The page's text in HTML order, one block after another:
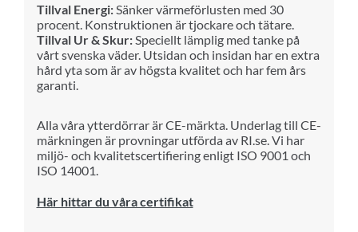
Tillval Energi:Sänker värmeförlusten med 30
procent. Konstruktionen är tjockare och tätare.
Tillval Ur & Skur:Speciellt lämplig med tanke på
vårt svenska väder. Utsidan och insidan har en extra
hård yta som är av högsta kvalitet och har fem års
garanti.
Alla våra ytterdörrar är CE-märkta. Underlag till CE-
märkningen är provningar utförda av RI.se. Vi har
miljö- och kvalitetscertifiering enligt ISO 9001 och
ISO 14001.
Här hittar du våra certifikat